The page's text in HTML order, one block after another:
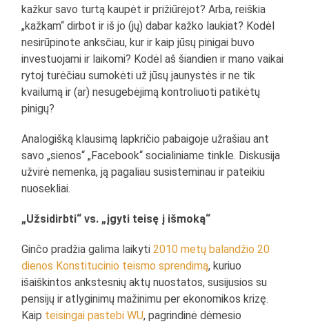
kažkur savo turtą kaupėt ir prižiūrėjot? Arba, reiškia
„kažkam“ dirbot ir iš jo (jų) dabar kažko laukiat? Kodėl
nesirūpinote anksčiau, kur ir kaip jūsų pinigai buvo
investuojami ir laikomi? Kodėl aš šiandien ir mano vaikai
rytoj turėčiau sumokėti už jūsų jaunystės ir ne tik
kvailumą ir (ar) nesugebėjimą kontroliuoti patikėtų
pinigų?
Analogišką klausimą lapkričio pabaigoje užrašiau ant
savo „sienos“ „Facebook“ socialiniame tinkle. Diskusija
užvirė nemenka, ją pagaliau susisteminau ir pateikiu
nuosekliai.
„Užsidirbti“ vs. „įgyti teisę į išmoką“
Ginčo pradžia galima laikyti2010 metų balandžio 20
dienos Konstitucinio teismo sprendimą, kuriuo
išaiškintos ankstesnių aktų nuostatos, susijusios su
pensijų ir atlyginimų mažinimu per ekonomikos krizę.
Kaip teisingai pastebi WU, pagrindinė dėmesio